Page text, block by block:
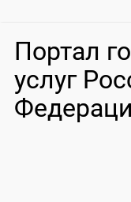
Портал
услуг